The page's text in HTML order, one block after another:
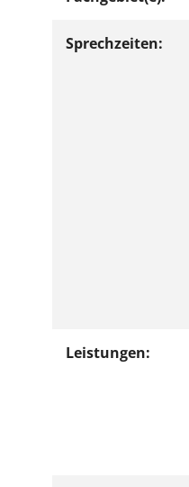
Sprechzeiten:
Leistungen: